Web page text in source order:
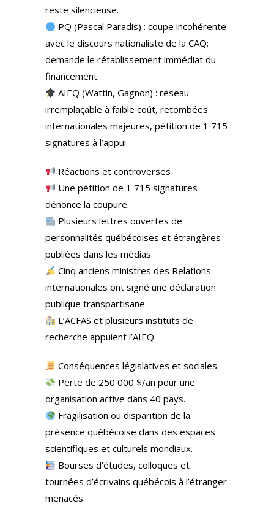
reste silencieuse.
PQ (Pascal Paradis) : coupe incohérente
avec le discours nationaliste de la CAQ;
demande le rétablissement immédiat du
financement.
AIEQ (Wattin, Gagnon) : réseau
irremplaçable à faible coût, retombées
internationales majeures, pétition de 1 715
signatures à l’appui.
Réactions et controverses
Une pétition de 1 715 signatures
dénonce la coupure.
Plusieurs lettres ouvertes de
personnalités québécoises et étrangères
publiées dans les médias.
Cinq anciens ministres des Relations
internationales ont signé une déclaration
publique transpartisane.
L’ACFAS et plusieurs instituts de
recherche appuient l’AIEQ.
Conséquences législatives et sociales
Perte de 250 000 $/an pour une
organisation active dans 40 pays.
Fragilisation ou disparition de la
présence québécoise dans des espaces
scientifiques et culturels mondiaux.
Bourses d’études, colloques et
tournées d’écrivains québécois à l’étranger
menacés.